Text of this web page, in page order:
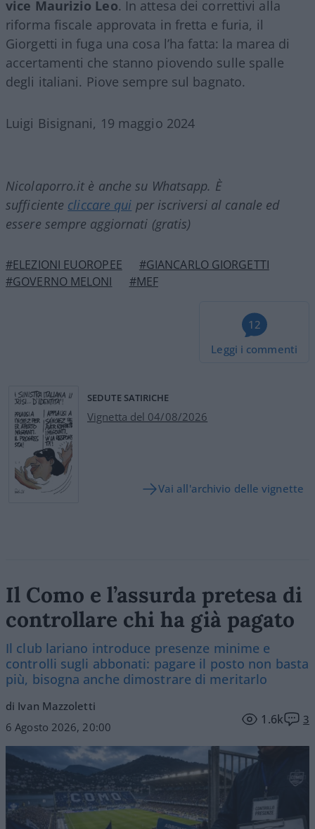
vice Maurizio Leo. In attesa dei correttivi alla
riforma fiscale approvata in fretta e furia, il
Giorgetti in fuga una cosa l’ha fatta: la marea di
accertamenti che stanno piovendo sulle spalle
degli italiani. Piove sempre sul bagnato.
Luigi Bisignani, 19 maggio 2024
Nicolaporro.it è anche su Whatsapp. È
sufficiente cliccare qui per iscriversi al canale ed
essere sempre aggiornati (gratis)
#ELEZIONI EUOROPEE
#GIANCARLO GIORGETTI
#GOVERNO MELONI
#MEF
12
Leggi i commenti
SEDUTE SATIRICHE
Vignetta del 04/08/2026
Vai all'archivio delle vignette
Il Como e l’assurda pretesa di
controllare chi ha già pagato
Il club lariano introduce presenze minime e
controlli sugli abbonati: pagare il posto non basta
più, bisogna anche dimostrare di meritarlo
di Ivan Mazzoletti
6 Agosto 2026, 20:00
1.6k 3